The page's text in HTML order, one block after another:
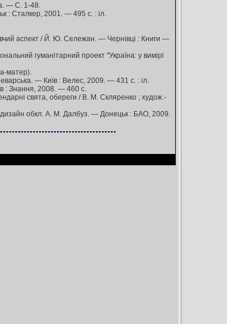
— С. 1-48.
: Сталкер, 2001. — 495 с. : іл.
аспект / Й. Ю. Сележан. — Чернівці : Книги —
гуманітарний проект "Україна: у вимірі
матер).
— Київ : Велес, 2009. — 431 с. : іл.
: Знання, 2008. — 460 с.
свята, обереги / В. М. Скляренко ; худож.-
; дизайн обкл. А. М. Далбуз. — Донецьк : БАО, 2009.